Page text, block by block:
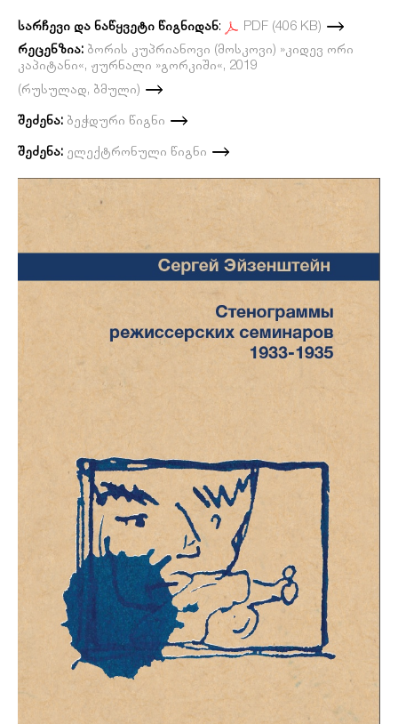
სარჩევი და ნაწყვეტი წიგნიდან:
PDF (406 KB)
რეცენზია: ბორის კუპრიანოვი (მოსკოვი) »კიდევ ორი
კაპიტანი«, ჟურნალი »გორკიში«, 2019
(რუსულად, ბმული)
შეძენა: ბეჭდური წიგნი
შეძენა: ელექტრონული წიგნი